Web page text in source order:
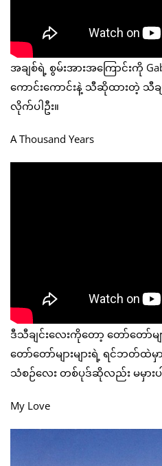
အချစ်ရဲ့ စွမ်းအားအကြောင်းကို
ကောင်းကောင်းနဲ့ သီဆိုထားတဲ့ သီခ
လိုက်ပါဦး။
A Thousand Years
ဒီသီချင်းလေးကိုတော့ တော်တော်မျာ
တော်တော်များများရဲ့ ရင်ဘတ်ထဲ
သံစဉ်လေး တစ်ပုဒ်ဆိုလည်း မမှားပ
My Love